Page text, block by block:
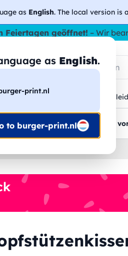
as English. The local version is
as English.
print.nl
to burger-print.nl
Feiertagen geöffnet! – Wir
🔎 Suche in den Produkten
Frau
KundensupportGrafikentwürfe